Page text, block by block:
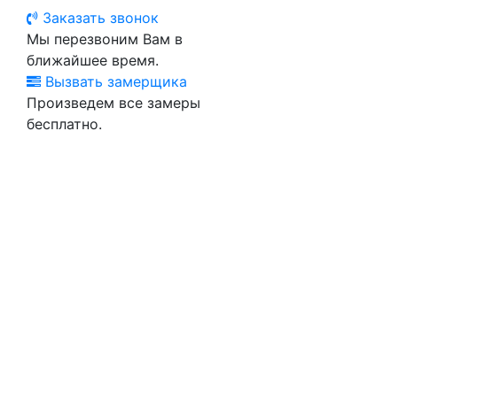
Заказать звонок
Мы перезвоним Вам в
ближайшее время.
Вызвать замерщика
Произведем все замеры
бесплатно.